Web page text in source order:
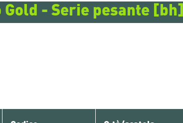
Gold - Serie pesante [bh]